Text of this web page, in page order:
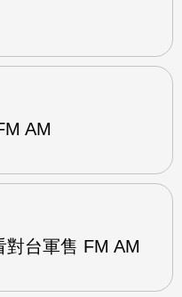
AM
台軍售 FM AM